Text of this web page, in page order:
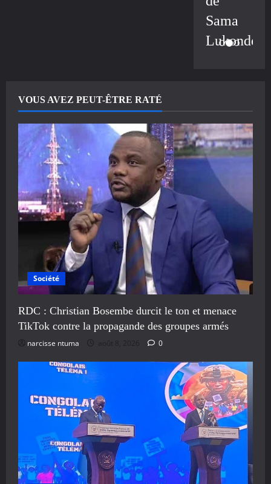
Sama
Lukonde
VOUS AVEZ PEUT-ÊTRE RATÉ
Société
RDC : Christian Bosembe durcit le ton et menace
TikTok contre la propagande des groupes armés
narcisse ntuma août 8, 2026 0